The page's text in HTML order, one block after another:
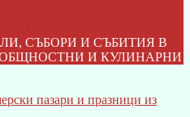
СЪБОРИ И СЪБИТИЯ В
И КУЛИНАРНИ